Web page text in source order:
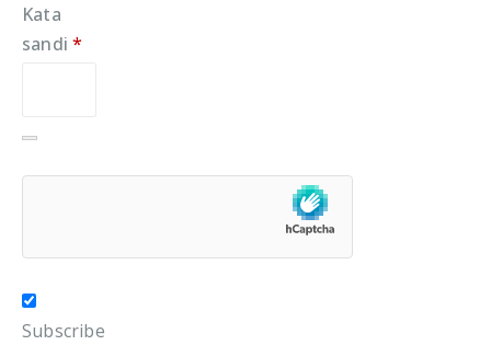
Kata
sandi*
Subscribe